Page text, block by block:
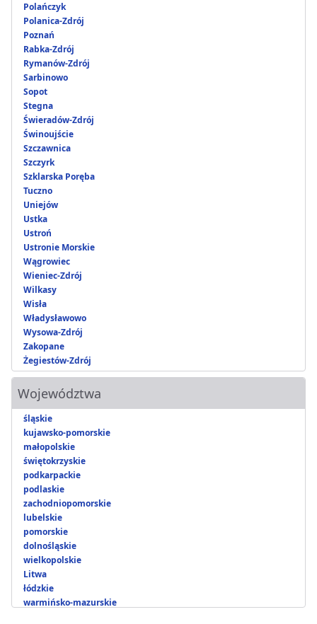
Polańczyk
Polanica-Zdrój
Poznań
Rabka-Zdrój
Rymanów-Zdrój
Sarbinowo
Sopot
Stegna
Świeradów-Zdrój
Świnoujście
Szczawnica
Szczyrk
Szklarska Poręba
Tuczno
Uniejów
Ustka
Ustroń
Ustronie Morskie
Wągrowiec
Wieniec-Zdrój
Wilkasy
Wisła
Władysławowo
Wysowa-Zdrój
Zakopane
Żegiestów-Zdrój
Województwa
śląskie
kujawsko-pomorskie
małopolskie
świętokrzyskie
podkarpackie
podlaskie
zachodniopomorskie
lubelskie
pomorskie
dolnośląskie
wielkopolskie
Litwa
łódzkie
warmińsko-mazurskie